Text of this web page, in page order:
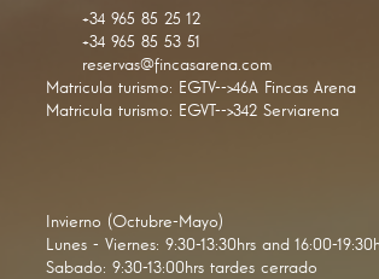
+34 965 85 25 12
+34 965 85 53 51
reservas@fincasarena.com
Matricula turismo: EGTV-->46A Fincas Arena
Matricula turismo: EGVT-->342 Serviarena
Invierno (Octubre-Mayo)
Lunes - Viernes: 9:30-13:30hrs and 16:00-
Sabado: 9:30-13:00hrs tardes cerrado